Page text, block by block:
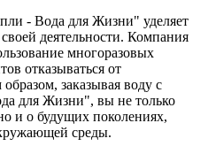
- Вода для Жизни" уделяет
деятельности. Компания
многоразовых
отказываться от
заказывая воду с
для Жизни", вы не только
и о будущих поколениях,
среды.